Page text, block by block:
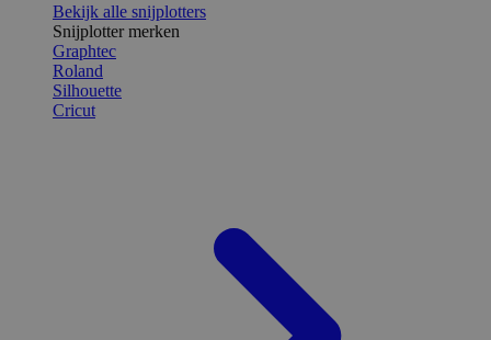
Bekijk alle snijplotters
Snijplotter merken
Graphtec
Roland
Silhouette
Cricut